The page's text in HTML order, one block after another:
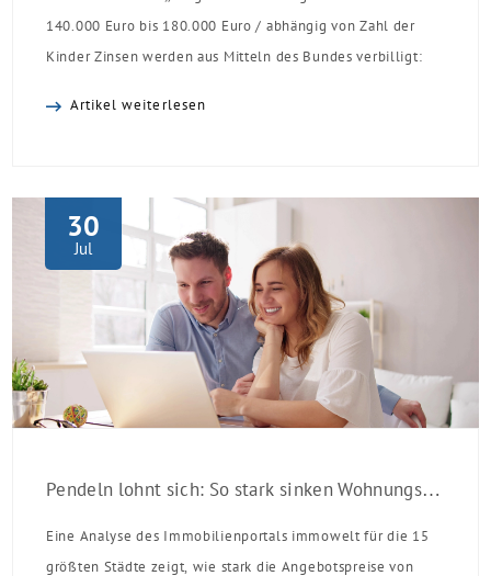
140.000 Euro bis 180.000 Euro / abhängig von Zahl der
Kinder Zinsen werden aus Mitteln des Bundes verbilligt:
Einzelmaßnahmen […]
Artikel weiterlesen
30
Jul
Pendeln lohnt sich: So stark sinken Wohnungspreise im Umland
Eine Analyse des Immobilienportals immowelt für die 15
größten Städte zeigt, wie stark die Angebotspreise von